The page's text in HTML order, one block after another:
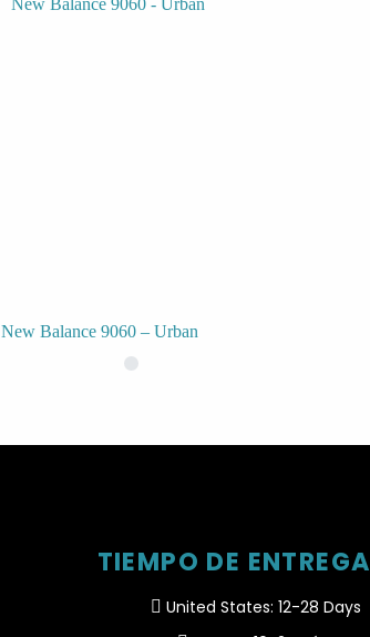
New Balance 9060 – Urban
TIEMPO DE ENTREGA
United States: 12-28 Days